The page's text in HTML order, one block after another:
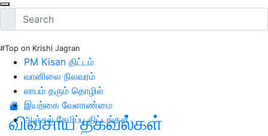
#Top on Krishi Jagran
PM Kisan திட்டம்
வானிலை நிலவரம்
லாபம் தரும் தொழில்
இயற்கை வேளாண்மை
அஞ்சல் சேமிப்பு திட்டங்கள்
விவசாய தகவல்கள்